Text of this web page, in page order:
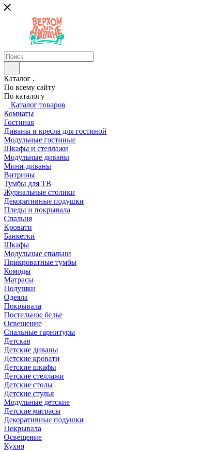
Каталог
По всему сайту
По каталогу
Каталог товаров
Комнаты
Гостиная
Диваны и кресла для гостиной
Модульные гостиные
Шкафы и стеллажи
Модульные диваны
Мини-диваны
Витрины
Тумбы для ТВ
Журнальные столики
Декоративные подушки
Пледы и покрывала
Спальня
Кровати
Банкетки
Шкафы
Модульные спальни
Прикроватные тумбы
Комоды
Матрасы
Подушки
Одеяла
Покрывала
Постельное белье
Освещение
Спальные гарнитуры
Детская
Детские диваны
Детские кровати
Детские шкафы
Детские стеллажи
Детские столы
Детские стулья
Модульные детские
Детские матрасы
Декоративные подушки
Покрывала
Освещение
Кухня